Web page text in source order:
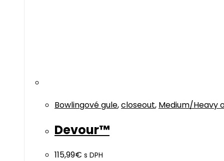
Bowlingové gule,closeout, Medium/Heavy
Devour™
115,99€ s DPH